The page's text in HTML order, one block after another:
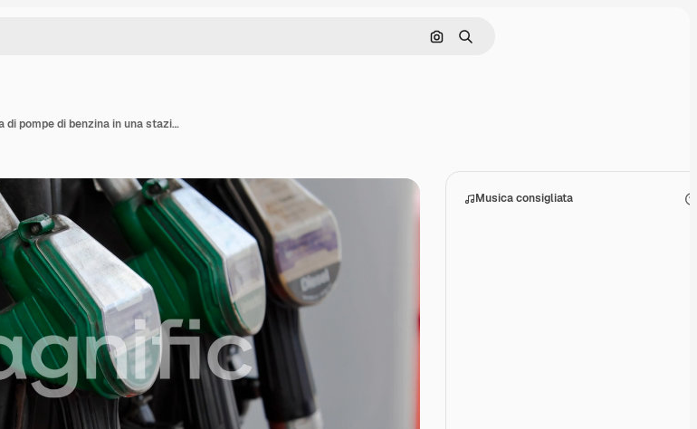
Cerca per immagine
Ricerca
Musica consigliata
Animazione di testo 'Saldi' in rosso su una fila di pompe di benzina in una stazione di servizio